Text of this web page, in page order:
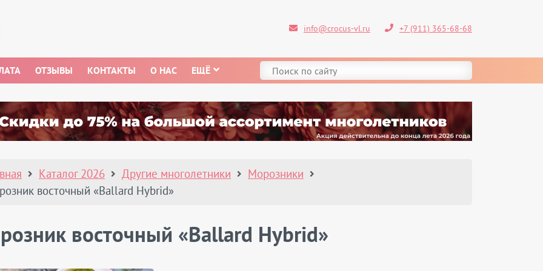
info@crocus-vl.ru +7 (911) 365-68-68
ОТЗЫВЫ КОНТАКТЫ О НАС ЕЩЁ
Каталог 2026 Другие многолетники
Морозники
восточный «Ballard Hybrid»
восточный «Ballard Hybrid»